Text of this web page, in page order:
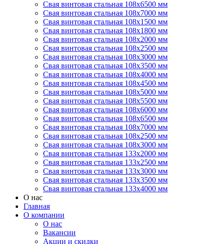
Свая винтовая стальная 108х6500 мм
Свая винтовая стальная 108х7000 мм
Свая винтовая стальная 108х1500 мм
Свая винтовая стальная 108х1800 мм
Свая винтовая стальная 108х2000 мм
Свая винтовая стальная 108х2500 мм
Свая винтовая стальная 108х3000 мм
Свая винтовая стальная 108х3500 мм
Свая винтовая стальная 108х4000 мм
Свая винтовая стальная 108х4500 мм
Свая винтовая стальная 108х5000 мм
Свая винтовая стальная 108х5500 мм
Свая винтовая стальная 108х6000 мм
Свая винтовая стальная 108х6500 мм
Свая винтовая стальная 108х7000 мм
Свая винтовая стальная 108х2500 мм
Свая винтовая стальная 108х3000 мм
Свая винтовая стальная 133х2000 мм
Свая винтовая стальная 133х2500 мм
Свая винтовая стальная 133х3000 мм
Свая винтовая стальная 133х3500 мм
Свая винтовая стальная 133х4000 мм
О нас
Главная
О компании
О нас
Вакансии
Акции и скидки